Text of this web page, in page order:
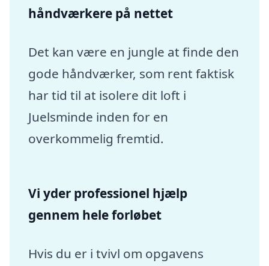
håndværkere på nettet
Det kan være en jungle at finde den
gode håndværker, som rent faktisk
har tid til at isolere dit loft i
Juelsminde inden for en
overkommelig fremtid.
Vi yder professionel hjælp
gennem hele forløbet
Hvis du er i tvivl om opgavens